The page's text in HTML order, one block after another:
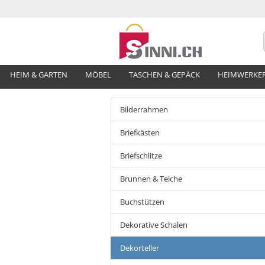
HEIM & GARTEN MÖBEL TASCHEN & GEPÄCK
Bilderrahmen
Briefkästen
Briefschlitze
Brunnen & Teiche
Buchstützen
Dekorative Schalen
Dekorteller